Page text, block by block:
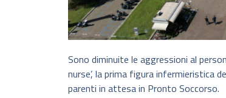
Sono diminuite le aggressioni al
nurse’, la prima figura infermieristica
parenti in attesa in Pronto Soccorso.